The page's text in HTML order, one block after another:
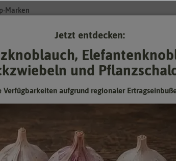
Marken
steht gern im Mittelpunkt
mit ihren langen, ährenförmigen Blüten in Violett
Jetzt entdecken:
und
Verfügbarkeiten aufgrund regionaler